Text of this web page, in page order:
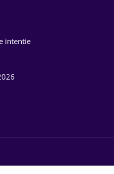
intentie